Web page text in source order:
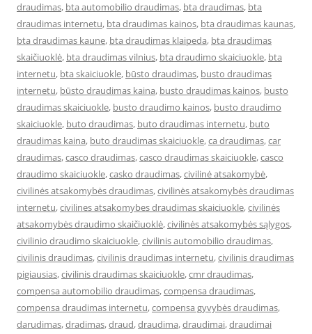
draudimas, bta automobilio draudimas, bta draudimas, bta
draudimas internetu, bta draudimas kainos, bta draudimas kaunas,
bta draudimas kaune, bta draudimas klaipeda, bta draudimas
skaičiuoklė, bta draudimas vilnius, bta draudimo skaiciuokle, bta
internetu, bta skaiciuokle, būsto draudimas, busto draudimas
internetu, būsto draudimas kaina, busto draudimas kainos, busto
draudimas skaiciuokle, busto draudimo kainos, busto draudimo
skaiciuokle, buto draudimas, buto draudimas internetu, buto
draudimas kaina, buto draudimas skaiciuokle,ca draudimas,car
draudimas,casco draudimas,casco draudimas skaiciuokle,casco
draudimo skaiciuokle,casko draudimas,civilinė atsakomybė,
civilinės atsakomybės draudimas,civilinės atsakomybės draudimas
internetu,civilines atsakomybes draudimas skaiciuokle,civilinės
atsakomybės draudimo skaičiuoklė,civilinės atsakomybės sąlygos,
civilinio draudimo skaiciuokle,civilinis automobilio draudimas,
civilinis draudimas,civilinis draudimas internetu,civilinis draudimas
pigiausias,civilinis draudimas skaiciuokle,cmr draudimas,
compensa automobilio draudimas,compensa draudimas,
compensa draudimas internetu,compensa gyvybės draudimas,
darudimas,dradimas,draud,draudima,draudimai,draudimai